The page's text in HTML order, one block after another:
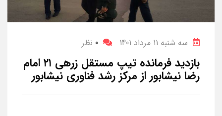
سه شنبه 11 مرداد 1401 0 نظر
بازدید فرمانده تیپ مستقل زرهی ۲۱ امام
رضا نیشابور از مرکز رشد فناوری نیشابور